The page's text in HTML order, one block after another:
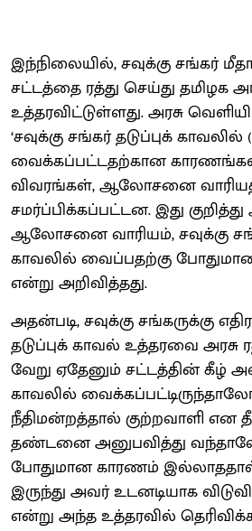
இந்நிலையில், சவுக்கு சங்கர்
சட்டத்தை ரத்து செய்து தமிழக
உத்தரவிட்டுள்ளது. அரசு
‘சவுக்கு சங்கர் தடுப்புக்
வைக்கப்பட்டதற்கான காரணங்கள்
விவரங்கள், ஆலோசனை
சமர்ப்பிக்கப்பட்டன. இது
ஆலோசனை வாரியம், சவுக்கு
காவலில் வைப்பதற்கு
என்று அறிவித்தது.
அதன்படி, சவுக்கு சங்கருக்கு
தடுப்புக் காவல் உத்தரவை அரசு
வேறு ஏதேனும் சட்டத்தின் கீழ்
காவலில்
நீதிமன்றத்தால் குற்றவாளி என
தண்டனை அனுபவித்து
போதுமான காரணம் இல்லாததால்
இருந்து அவர் உடனடியாக
என்று அந்த உத்தரவில்